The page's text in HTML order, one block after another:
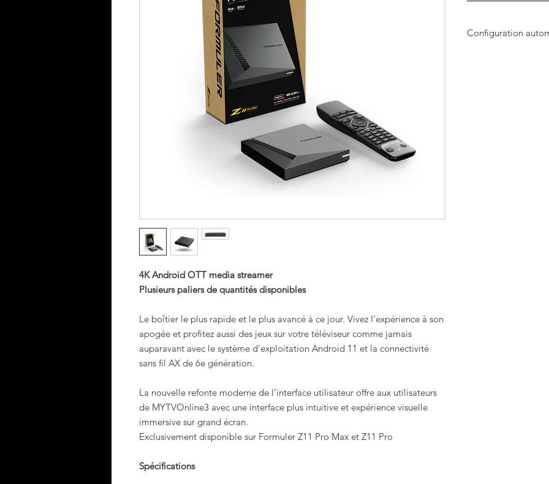
4K Android OTT media streamer
Plusieurs paliers de quantités disponibles
Le boîtier le plus rapide et le plus avancé à ce jour. Vivez l’expérience à son
apogée et profitez aussi des jeux sur votre téléviseur comme jamais
auparavant avec le système d’exploitation Android 11 et la connectivité
sans fil AX de 6e génération.
La nouvelle refonte moderne de l’interface utilisateur offre aux utilisateurs
de MYTVOnline3 avec une interface plus intuitive et expérience visuelle
immersive sur grand écran.
Exclusivement disponible sur Formuler Z11 Pro Max et Z11 Pro
Spécifications
Configuration